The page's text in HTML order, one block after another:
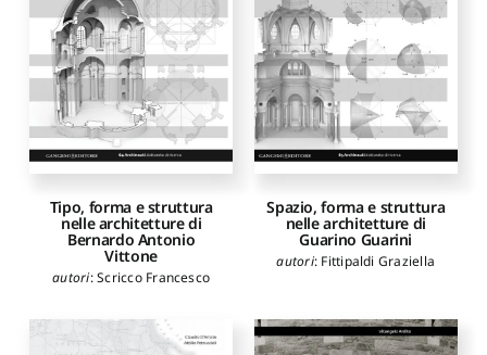
Tipo, forma e struttura
nelle architetture di
Bernardo Antonio
Vittone
autori:Scricco Francesco
Spazio, forma e struttura
nelle architetture di
Guarino Guarini
autori: Fittipaldi Graziella